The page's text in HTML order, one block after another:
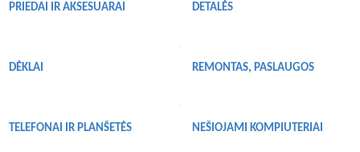
PRIEDAI IR AKSESUARAI DETALĖS
DĖKLAI REMONTAS, PASLAUGOS
TELEFONAI IR PLANŠETĖS NEŠIOJAMI KOMPIUTERIAI